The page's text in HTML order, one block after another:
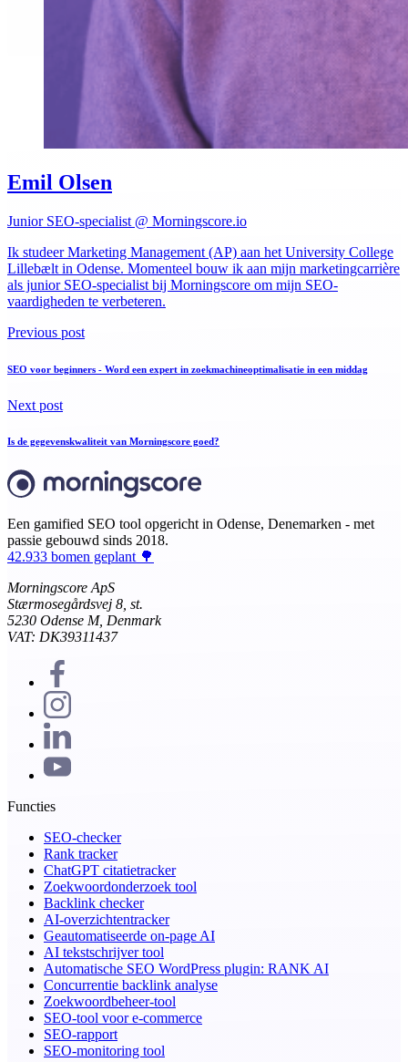
Emil Olsen
Junior SEO-specialist @ Morningscore.io
Ik studeer Marketing Management (AP) aan het University College
Lillebælt in Odense. Momenteel bouw ik aan mijn marketingcarrière
als junior SEO-specialist bij Morningscore om mijn SEO-
vaardigheden te verbeteren.
Previous post
SEO voor beginners - Word een expert in zoekmachineoptimalisatie in een middag
Next post
Is de gegevenskwaliteit van Morningscore goed?
Een gamified SEO tool opgericht in Odense, Denemarken - met
passie gebouwd sinds 2018.
42.933 bomen geplant 🌳
Morningscore ApS
Stærmosegårdsvej 8, st.
5230 Odense M, Denmark
VAT: DK39311437
Functies
SEO-checker
Rank tracker
ChatGPT citatietracker
Zoekwoordonderzoek tool
Backlink checker
AI-overzichtentracker
Geautomatiseerde on-page AI
AI tekstschrijver tool
Automatische SEO WordPress plugin: RANK AI
Concurrentie backlink analyse
Zoekwoordbeheer-tool
SEO-tool voor e-commerce
SEO-rapport
SEO-monitoring tool